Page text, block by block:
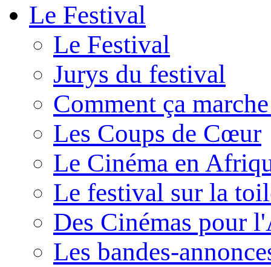
Le Festival
Le Festival
Jurys du festival
Comment ça
Les Coups de Cœur
Le Cinéma en
Le festival sur la
Des Cinémas pour
Les bandes-